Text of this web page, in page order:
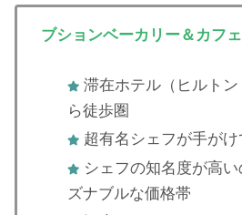
ブションベーカリー＆カフ
滞在ホテル（ヒルト
ら徒歩圏
超有名シェフが手がけ
シェフの知名度が高
ズナブルな価格帯